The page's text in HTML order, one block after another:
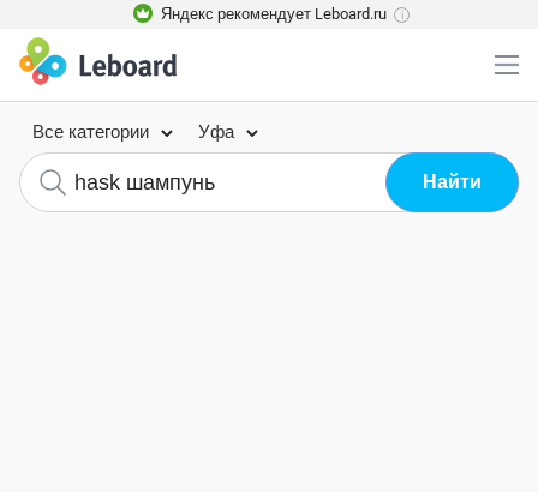
Яндекс рекомендует Leboard.ru i
Все категории Уфа